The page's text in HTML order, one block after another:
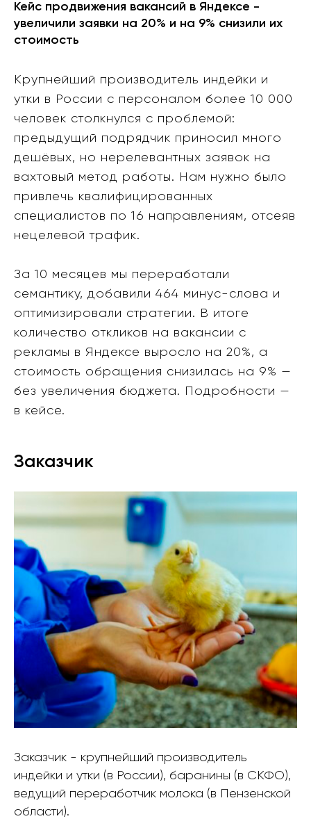
Кейс продвижения вакансий в Яндексе -
увеличили заявки на 20% и на 9% снизили их
стоимость
Крупнейший производитель индейки и
утки в России с персоналом более 10 000
человек столкнулся с проблемой:
предыдущий подрядчик приносил много
дешёвых, но нерелевантных заявок на
вахтовый метод работы. Нам нужно было
привлечь квалифицированных
специалистов по 16 направлениям, отсеяв
нецелевой трафик.
За 10 месяцев мы переработали
семантику, добавили 464 минус-слова и
оптимизировали стратегии. В итоге
количество откликов на вакансии с
рекламы в Яндексе выросло на 20%, а
стоимость обращения снизилась на 9% —
без увеличения бюджета. Подробности —
в кейсе.
Заказчик
Заказчик - крупнейший производитель
индейки и утки (в России), баранины (в СКФО),
ведущий переработчик молока (в Пензенской
области).